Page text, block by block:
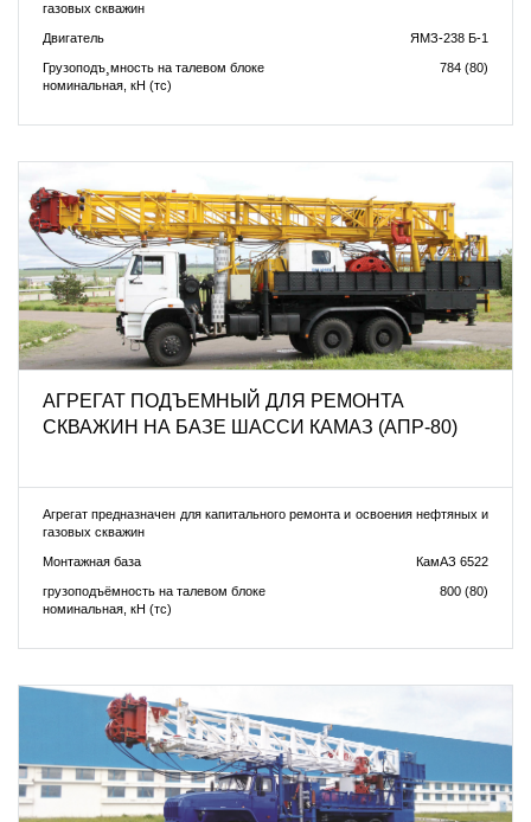
газовых скважин
Двигатель ЯМЗ-238 Б-1
Грузоподъ¸мность на талевом блоке
номинальная, кН (тс)
784 (80)
АГРЕГАТ ПОДЪЕМНЫЙ ДЛЯ РЕМОНТА
СКВАЖИН НА БАЗЕ ШАССИ КАМАЗ (АПР-80)
Агрегат предназначен для капитального ремонта и освоения нефтяных и
газовых скважин
Монтажная база КамАЗ 6522
грузоподъёмность на талевом блоке
номинальная, кН (тс)
800 (80)